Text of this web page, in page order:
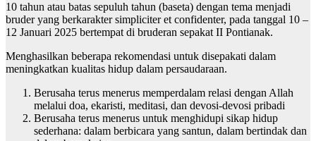
10 tahun atau batas sepuluh tahun (baseta) dengan tema menjadi
bruder yang berkarakter simpliciter et confidenter, pada tanggal 10 –
12 Januari 2025 bertempat di bruderan sepakat II Pontianak.
Menghasilkan beberapa rekomendasi untuk disepakati dalam
meningkatkan kualitas hidup dalam persaudaraan.
Berusaha terus menerus memperdalam relasi dengan Allah
melalui doa, ekaristi, meditasi, dan devosi-devosi pribadi
Berusaha terus menerus untuk menghidupi sikap hidup
sederhana: dalam berbicara yang santun, dalam bertindak dan